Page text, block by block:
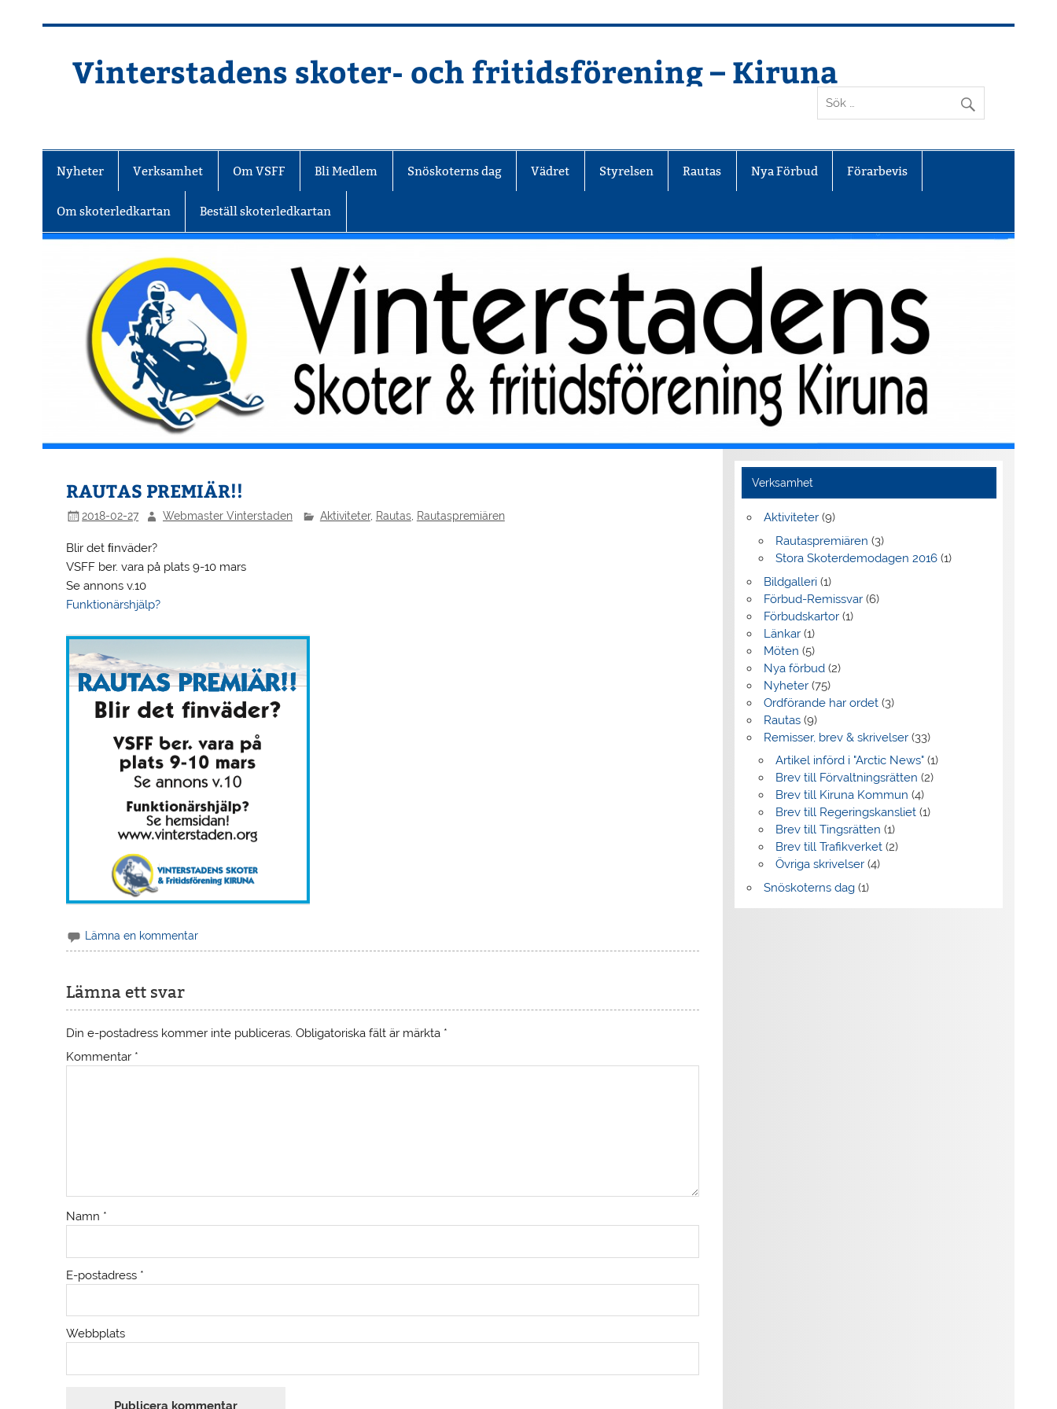
Vinterstadens skoter- och fritidsförening – Kiruna
Nyheter Verksamhet Om VSFF Bli Medlem Snöskoterns dag Vädret Styrelsen Rautas Nya Förbud Förarbevis
Om skoterledkartan Beställ skoterledkartan
RAUTAS PREMIÄR!!
2018-02-27 Webmaster Vinterstaden Aktiviteter, Rautas, Rautaspremiären
Blir det ﬁnväder?
VSFF ber. vara på plats 9-10 mars
Se annons v.10
Funktionärshjälp?
Lämna en kommentar
Lämna ett svar
Din e-postadress kommer inte publiceras. Obligatoriska fält är märkta *
Kommentar *
Namn *
E-postadress *
Webbplats
Verksamhet
Aktiviteter(9)
Rautaspremiären (3)
Stora Skoterdemodagen 2016 (1)
Bildgalleri(1)
Förbud-Remissvar(6)
Förbudskartor(1)
Länkar(1)
Möten (5)
Nya förbud(2)
Nyheter(75)
Ordförande har ordet(3)
Rautas(9)
Remisser, brev & skrivelser(33)
Artikel införd i "Arctic News" (1)
Brev till Förvaltningsrätten (2)
Brev till Kiruna Kommun (4)
Brev till Regeringskansliet (1)
Brev till Tingsrätten (1)
Brev till Trafikverket (2)
Övriga skrivelser (4)
Snöskoterns dag(1)